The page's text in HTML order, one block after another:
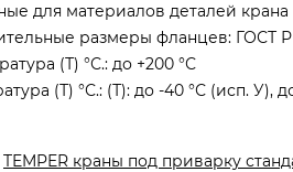
для материалов деталей крана
размеры фланцев: ГОСТ Р
(Т) °С.: до +200 °С
(Т) °С.: (Т): до -40 °С (исп. У),
TEMPER краны под приварку